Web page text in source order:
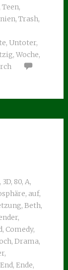
Teen,
, Trash,
, Untoter,
, Woche,
, 3D, 80, A,
, auf,
, Beth,
,
, Comedy,
, Drama,
,
End, Ende,